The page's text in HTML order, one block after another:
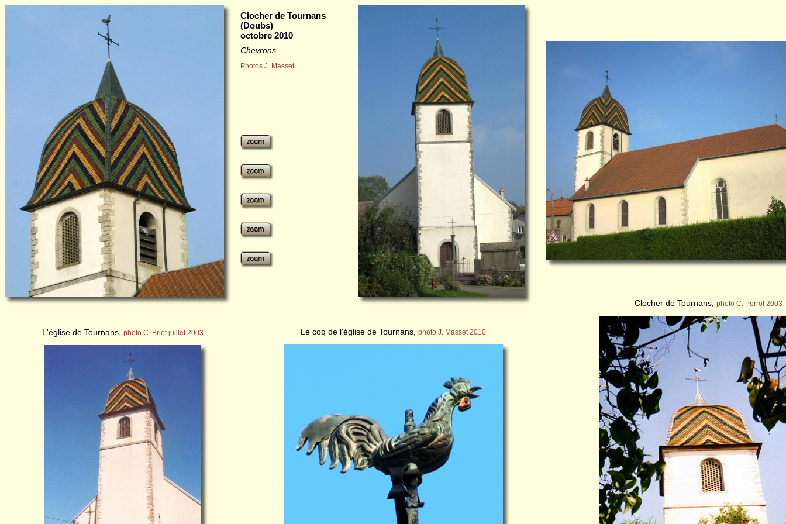
Clocher de Tournans
(Doubs)
octobre 2010
Chevrons
Photos J. Masset
L'église de Tournans, photo C. Briot juillet 2003 Le coq de l'église de Tournans, photo J. Masset 2010
Clocher de Tournans, photo C. Perrot 2003